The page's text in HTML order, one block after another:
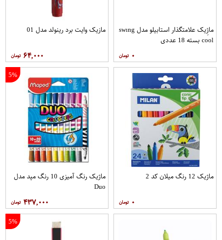
ماژِیک علامتگذار استابیلو مدل swıng
cool بسته 18 عددی
۰
مازیک وایت برد رینولد مدل 01
۶۴,۰۰۰
ماژیک 12 رنگ میلان کد 2
۰
5%
ماژیک رنگ آمیزی 10 رنگ مپد مدل
Duo
۴۳۷,۰۰۰
5%